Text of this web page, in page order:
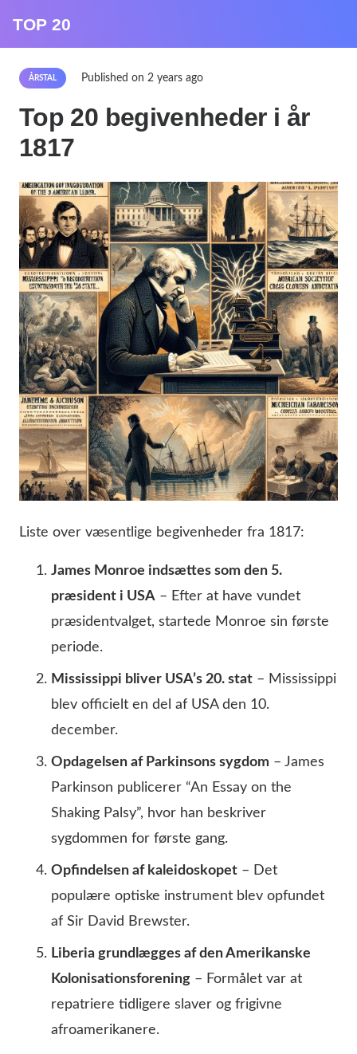
TOP 20
ÅRSTAL Published on2 years ago
Top 20 begivenheder i år
1817
Liste over væsentlige begivenheder fra 1817:
James Monroe indsættes som den 5.
præsident i USA – Efter at have vundet
præsidentvalget, startede Monroe sin første
periode.
Mississippi bliver USA’s 20. stat – Mississippi
blev officielt en del af USA den 10.
december.
Opdagelsen af Parkinsons sygdom – James
Parkinson publicerer “An Essay on the
Shaking Palsy”, hvor han beskriver
sygdommen for første gang.
Opfindelsen af kaleidoskopet – Det
populære optiske instrument blev opfundet
af Sir David Brewster.
Liberia grundlægges af den Amerikanske
Kolonisationsforening – Formålet var at
repatriere tidligere slaver og frigivne
afroamerikanere.